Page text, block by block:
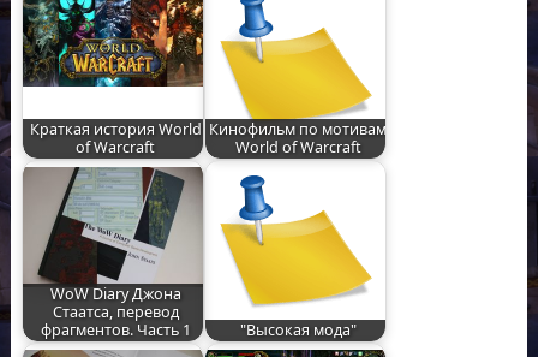
Краткая история World
of Warcraft
Кинофильм по мотивам
World of Warcraft
WoW Diary Джона
Стаатса, перевод
фрагментов. Часть 1
"Высокая мода"